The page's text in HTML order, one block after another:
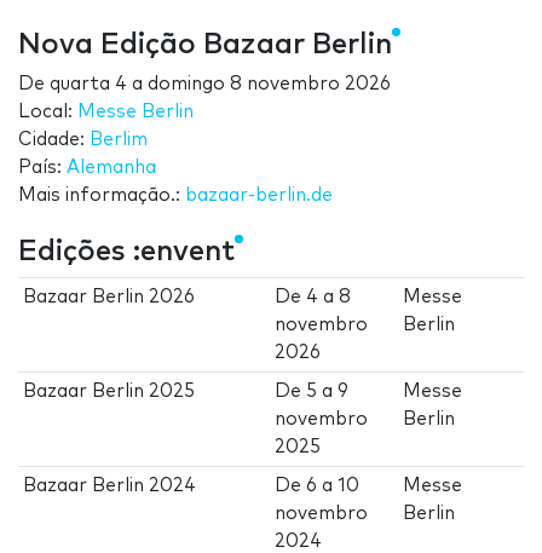
Nova Edição Bazaar Berlin
De quarta 4 a domingo 8 novembro 2026
Local: Messe Berlin
Cidade: Berlim
País: Alemanha
Mais informação.: bazaar-berlin.de
Edições :envent
Bazaar Berlin 2026 De 4 a8
novembro
2026
Messe
Berlin
Bazaar Berlin 2025 De 5 a9
novembro
2025
Messe
Berlin
Bazaar Berlin 2024 De6 a10
novembro
2024
Messe
Berlin